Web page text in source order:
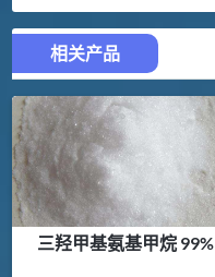
相关产品
三羟甲基氨基甲烷 99%